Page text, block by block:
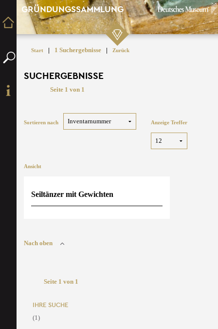
GRÜNDUNGSSAMMLUNG
Start | 1 Suchergebnisse | Zurück
SUCHERGEBNISSE
Seite 1 von 1
Sortieren nach Anzeige Treffer
Ansicht
Seiltänzer mit Gewichten
Nach oben
Seite 1 von 1
IHRE SUCHE
(1)